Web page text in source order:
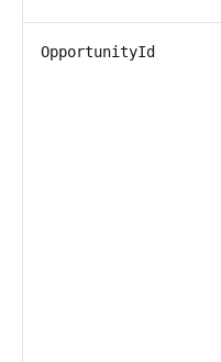
OpportunityId